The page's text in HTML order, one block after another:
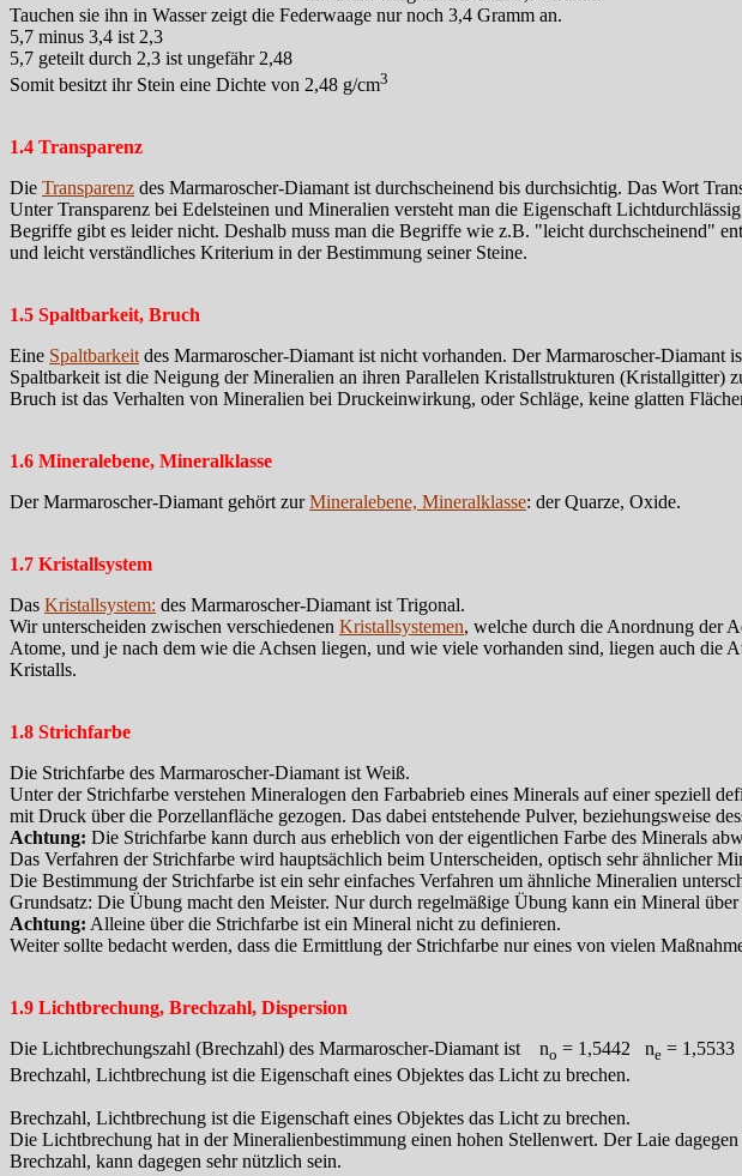
Tauchen sie ihn in Wasser zeigt die Federwaage nur noch 3,4 Gramm an.
5,7 minus 3,4 ist 2,3
5,7 geteilt durch 2,3 ist ungefähr 2,48
Somit besitzt ihr Stein eine Dichte von 2,48 g/cm3
1.4 Transparenz
Die Transparenz des Marmaroscher-Diamant ist durchscheinend bis durchsichtig. Das Wort
Unter Transparenz bei Edelsteinen und Mineralien versteht man die Eigenschaft
Begriffe gibt es leider nicht. Deshalb muss man die Begriffe wie z.B. "leicht durchscheinend"
und leicht verständliches Kriterium in der Bestimmung seiner Steine.
1.5 Spaltbarkeit, Bruch
Eine Spaltbarkeit des Marmaroscher-Diamant ist nicht vorhanden. Der Marmaroscher-
Spaltbarkeit ist die Neigung der Mineralien an ihren Parallelen Kristallstrukturen (Kristallgitter)
Bruch ist das Verhalten von Mineralien bei Druckeinwirkung, oder Schläge, keine glatten
1.6 Mineralebene, Mineralklasse
Der Marmaroscher-Diamant gehört zurMineralebene, Mineralklasse: der Quarze, Oxide.
1.7 Kristallsystem
Das Kristallsystem: des Marmaroscher-Diamant ist Trigonal.
Wir unterscheiden zwischen verschiedenen Kristallsystemen, welche durch die Anordnung der
Atome, und je nach dem wie die Achsen liegen, und wie viele vorhanden sind, liegen auch die
Kristalls.
1.8 Strichfarbe
Die Strichfarbe des Marmaroscher-Diamant ist Weiß.
Unter der Strichfarbe verstehen Mineralogen den Farbabrieb eines Minerals auf einer speziell
mit Druck über die Porzellanfläche gezogen. Das dabei entstehende Pulver, beziehungsweise
Achtung: Die Strichfarbe kann durch aus erheblich von der eigentlichen Farbe des Minerals
Das Verfahren der Strichfarbe wird hauptsächlich beim Unterscheiden, optisch sehr ähnlicher
Die Bestimmung der Strichfarbe ist ein sehr einfaches Verfahren um ähnliche Mineralien
Grundsatz: Die Übung macht den Meister. Nur durch regelmäßige Übung kann ein Mineral
Achtung: Alleine über die Strichfarbe ist ein Mineral nicht zu definieren.
Weiter sollte bedacht werden, dass die Ermittlung der Strichfarbe nur eines von vielen
1.9 Lichtbrechung, Brechzahl, Dispersion
Die Lichtbrechungszahl (Brechzahl) des Marmaroscher-Diamant ist no = 1,5442 ne = 1,5533
Brechzahl, Lichtbrechung ist die Eigenschaft eines Objektes das Licht zu brechen.
Brechzahl, Lichtbrechung ist die Eigenschaft eines Objektes das Licht zu brechen.
Die Lichtbrechung hat in der Mineralienbestimmung einen hohen Stellenwert. Der Laie
Brechzahl, kann dagegen sehr nützlich sein.